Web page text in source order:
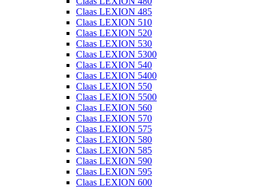
Claas LEXION 485
Claas LEXION 510
Claas LEXION 520
Claas LEXION 530
Claas LEXION 5300
Claas LEXION 540
Claas LEXION 5400
Claas LEXION 550
Claas LEXION 5500
Claas LEXION 560
Claas LEXION 570
Claas LEXION 575
Claas LEXION 580
Claas LEXION 585
Claas LEXION 590
Claas LEXION 595
Claas LEXION 600